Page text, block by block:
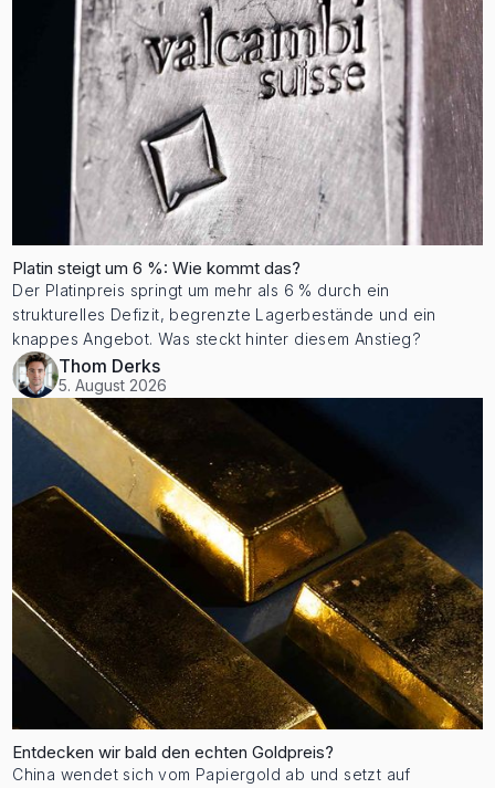
Platin steigt um 6 %: Wie kommt das?
Der Platinpreis springt um mehr als 6 % durch ein
strukturelles Defizit, begrenzte Lagerbestände und ein
knappes Angebot. Was steckt hinter diesem Anstieg?
Thom Derks
5. August 2026
Entdecken wir bald den echten Goldpreis?
China wendet sich vom Papiergold ab und setzt auf